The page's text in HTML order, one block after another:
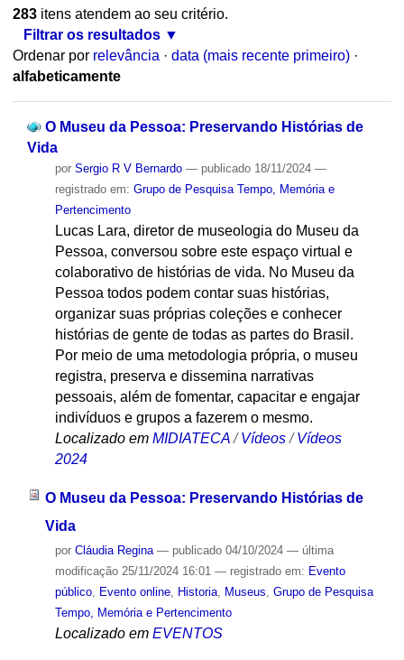
283itens atendem ao seu critério.
Filtrar os resultados
Ordenar por relevância · data (mais recente primeiro) ·
alfabeticamente
O Museu da Pessoa: Preservando Histórias de
Vida
por Sergio R V Bernardo — publicado18/11/2024 —
registrado em: Grupo de Pesquisa Tempo, Memória e
Pertencimento
Lucas Lara, diretor de museologia do Museu da
Pessoa, conversou sobre este espaço virtual e
colaborativo de histórias de vida. No Museu da
Pessoa todos podem contar suas histórias,
organizar suas próprias coleções e conhecer
histórias de gente de todas as partes do Brasil.
Por meio de uma metodologia própria, o museu
registra, preserva e dissemina narrativas
pessoais, além de fomentar, capacitar e engajar
indivíduos e grupos a fazerem o mesmo.
Localizado em MIDIATECA /Vídeos /Vídeos
2024
O Museu da Pessoa: Preservando Histórias de
Vida
por Cláudia Regina — publicado04/10/2024 — última
modificação25/11/2024 16:01 — registrado em: Evento
público, Evento online, Historia, Museus Grupo de Pesquisa
Tempo, Memória e Pertencimento
Localizado em EVENTOS